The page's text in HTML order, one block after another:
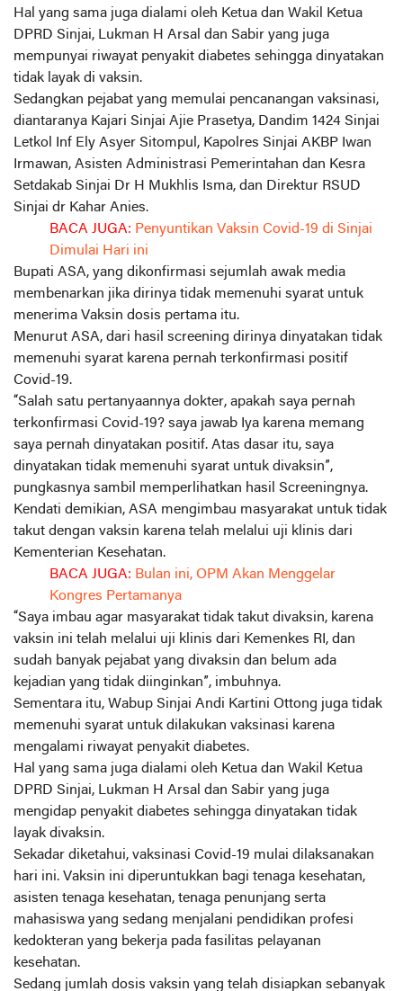
Hal yang sama juga dialami oleh Ketua dan Wakil Ketua
DPRD Sinjai, Lukman H Arsal dan Sabir yang juga
mempunyai riwayat penyakit diabetes sehingga dinyatakan
tidak layak di vaksin.
Sedangkan pejabat yang memulai pencanangan vaksinasi,
diantaranya Kajari Sinjai Ajie Prasetya, Dandim 1424 Sinjai
Letkol Inf Ely Asyer Sitompul, Kapolres Sinjai AKBP Iwan
Irmawan, Asisten Administrasi Pemerintahan dan Kesra
Setdakab Sinjai Dr H Mukhlis Isma, dan Direktur RSUD
Sinjai dr Kahar Anies.
BACA JUGA: Penyuntikan Vaksin Covid-19 di Sinjai
Dimulai Hari ini
Bupati ASA, yang dikonfirmasi sejumlah awak media
membenarkan jika dirinya tidak memenuhi syarat untuk
menerima Vaksin dosis pertama itu.
Menurut ASA, dari hasil screening dirinya dinyatakan tidak
memenuhi syarat karena pernah terkonfirmasi positif
Covid-19.
“Salah satu pertanyaannya dokter, apakah saya pernah
terkonfirmasi Covid-19? saya jawab Iya karena memang
saya pernah dinyatakan positif. Atas dasar itu, saya
dinyatakan tidak memenuhi syarat untuk divaksin”,
pungkasnya sambil memperlihatkan hasil Screeningnya.
Kendati demikian, ASA mengimbau masyarakat untuk tidak
takut dengan vaksin karena telah melalui uji klinis dari
Kementerian Kesehatan.
BACA JUGA: Bulan ini, OPM Akan Menggelar
Kongres Pertamanya
“Saya imbau agar masyarakat tidak takut divaksin, karena
vaksin ini telah melalui uji klinis dari Kemenkes RI, dan
sudah banyak pejabat yang divaksin dan belum ada
kejadian yang tidak diinginkan”, imbuhnya.
Sementara itu, Wabup Sinjai Andi Kartini Ottong juga tidak
memenuhi syarat untuk dilakukan vaksinasi karena
mengalami riwayat penyakit diabetes.
Hal yang sama juga dialami oleh Ketua dan Wakil Ketua
DPRD Sinjai, Lukman H Arsal dan Sabir yang juga
mengidap penyakit diabetes sehingga dinyatakan tidak
layak divaksin.
Sekadar diketahui, vaksinasi Covid-19 mulai dilaksanakan
hari ini. Vaksin ini diperuntukkan bagi tenaga kesehatan,
asisten tenaga kesehatan, tenaga penunjang serta
mahasiswa yang sedang menjalani pendidikan profesi
kedokteran yang bekerja pada fasilitas pelayanan
kesehatan.
Sedang jumlah dosis vaksin yang telah disiapkan sebanyak